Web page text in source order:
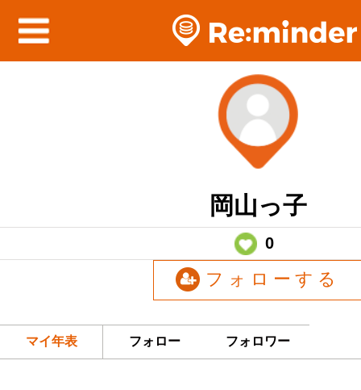
岡山っ子
0
フォローする
マイ年表 フォロー フォロワー